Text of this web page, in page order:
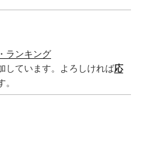
ランキング
しています。よろしければ応
。